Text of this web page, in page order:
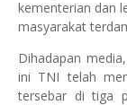
kementerian dan
masyarakat
Dihadapan
ini TNI telah
tersebar di tiga